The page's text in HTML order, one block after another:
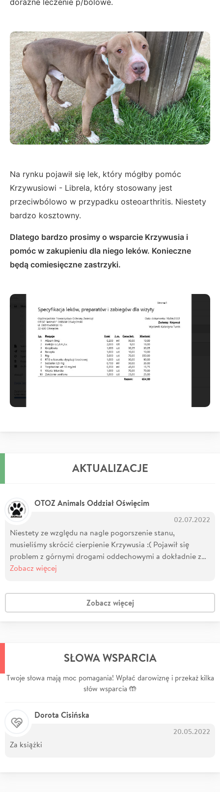
doraźne leczenie p/bólowe.
Na rynku pojawił się lek, który mógłby pomóc
Krzywusiowi - Librela, który stosowany jest
przeciwbólowo w przypadku osteoarthritis. Niestety
bardzo kosztowny.
Dlatego bardzo prosimy o wsparcie Krzywusia i
pomóc w zakupieniu dla niego leków. Konieczne
będą comiesięczne zastrzyki.
AKTUALIZACJE
OTOZ Animals Oddział Oświęcim
02.07.2022
Niestety ze względu na nagle pogorszenie stanu,
musieliśmy skrócić cierpienie Krzywusia :( Pojawił się
problem z górnymi drogami oddechowymi a dokładnie z…
Zobacz więcej
Zobacz więcej
SŁOWA WSPARCIA
Twoje słowa mają moc pomagania! Wpłać darowiznę i przekaż kilka
słów wsparcia 🤲
Dorota Cisińska
20.05.2022
Za książki